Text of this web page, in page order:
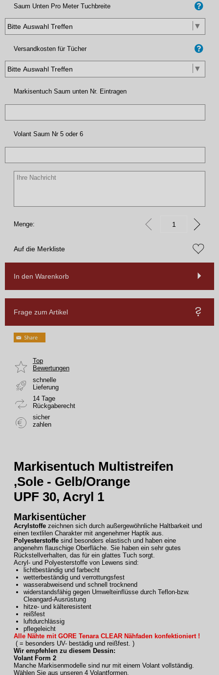
Saum Unten Pro Meter Tuchbreite
Versandkosten für Tücher
Markisentuch Saum unten Nr. Eintragen
Volant Saum Nr 5 oder 6
Menge:
Auf die Merkliste
In den Warenkorb
Frage zum Artikel
Top
Bewertungen
schnelle
Lieferung
14 Tage
Rückgaberecht
sicher
zahlen
Markisentuch Multistreifen
,Sole - Gelb/Orange
UPF 30, Acryl 1
Markisentücher
Acrylstoffe zeichnen sich durch außergewöhnliche Haltbarkeit und
einen textlilen Charakter mit angenehmer Haptik aus.
Polyesterstoffe sind besonders elastisch und haben eine
angenehm flauschige Oberfläche. Sie haben ein sehr gutes
Rückstellverhalten, das für ein glattes Tuch sorgt.
Acryl- und Polyesterstoffe von Lewens sind:
lichtbeständig und farbecht
wetterbeständig und verrottungsfest
wasserabweisend und schnell trocknend
widerstandsfähig gegen Umwelteinflüsse durch Teflon-bzw.
Cleangard-Ausrüstung
hitze- und kälteresistent
reißfest
luftdurchlässig
pflegeleicht
Alle Nähte mit GORE Tenara CLEAR Nähfaden konfektioniert !
( = besonders UV- bestädig und reißfest. )
Wir empfehlen zu diesem Dessin:
Volant Form 2
Manche Markisenmodelle sind nur mit einem Volant vollständig.
Wählen Sie aus unseren 4 Volantformen.